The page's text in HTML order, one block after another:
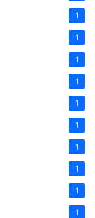
1
1
1
1
1
1
1
1
1
1